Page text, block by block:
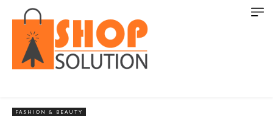
FASHION & BEAUTY